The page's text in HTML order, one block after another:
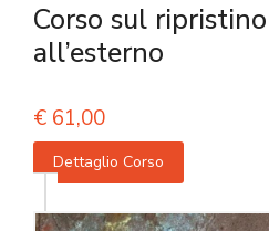
Corso sul
all’esterno
€ 61,00
Dettaglio Corso